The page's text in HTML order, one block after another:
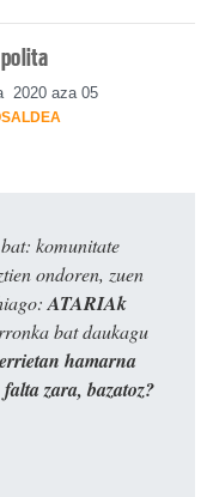
2020 aza 05
komunitate
ondoren, zuen
ATARIAk
bat daukagu
hamarna
zara, bazatoz?